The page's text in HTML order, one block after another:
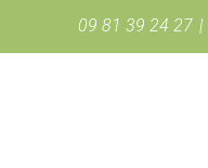
09 81 39 24 27 |